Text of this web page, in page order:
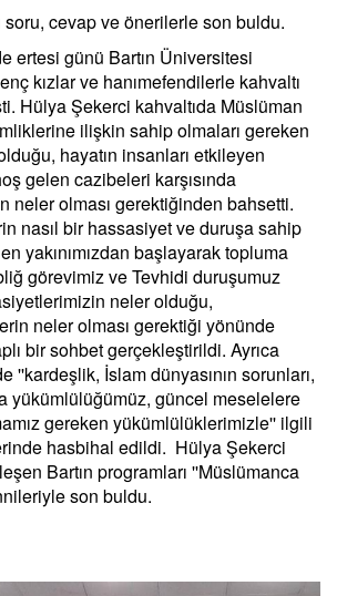
soru, cevap ve önerilerle son buldu.
ertesi günü Bartın Üniversitesi
kızlar ve hanımefendilerle kahvaltı
Hülya Şekerci kahvaltıda Müslüman
ilişkin sahip olmaları gereken
hayatın insanları etkileyen
gelen cazibeleri karşısında
neler olması gerektiğinden bahsetti.
nasıl bir hassasiyet ve duruşa sahip
yakınımızdan başlayarak topluma
görevimiz ve Tevhidi duruşumuz
neler olduğu,
neler olması gerektiği yönünde
bir sohbet gerçekleştirildi. Ayrıca
''kardeşlik, İslam dünyasının sorunları,
yükümlülüğümüz, güncel meselelere
gereken yükümlülüklerimizle'' ilgili
hasbihal edildi. Hülya Şekerci
Bartın programları ''Müslümanca
son buldu.